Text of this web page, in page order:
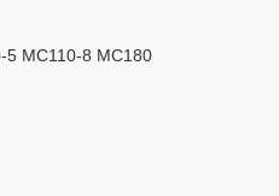
5 МС110-8 МС180